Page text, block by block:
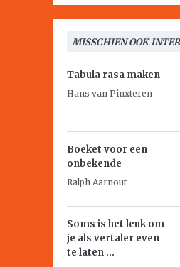
MISSCHIEN OOK
Tabula rasa maken
Hans van Pinxteren
Boeket voor een
onbekende
Ralph Aarnout
Soms is het leuk om
je als vertaler even
te laten ...